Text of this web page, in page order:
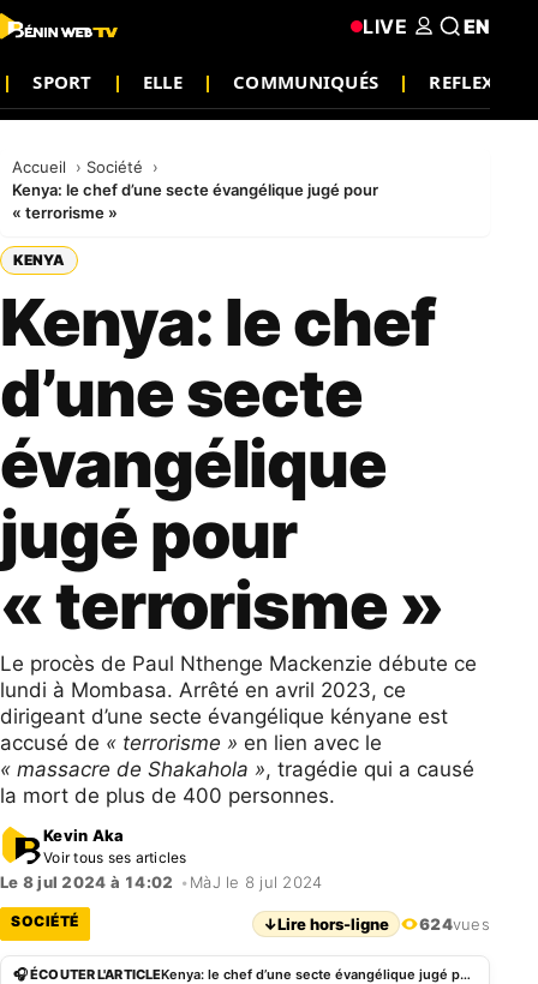
SPORT ELLE COMMUNIQUÉS REFLEXION
LIVE EN
Accueil
Société
Kenya: le chef d’une secte évangélique jugé pour
« terrorisme »
KENYA
Kenya: le chef
d’une secte
évangélique
jugé pour
« terrorisme »
Le procès de Paul Nthenge Mackenzie débute ce
lundi à Mombasa. Arrêté en avril 2023, ce
dirigeant d’une secte évangélique kényane est
accusé de « terrorisme » en lien avec le
« massacre de Shakahola », tragédie qui a causé
la mort de plus de 400 personnes.
Kevin Aka
Voir tous ses articles
Le 8 jul 2024 à 14:02 • MàJ le 8 jul 2024
SOCIÉTÉ ↓Lire hors-ligne 624vues
🎧 ÉCOUTER L'ARTICLE Kenya: le chef d’une secte évangélique jugé pour « terrorisme »